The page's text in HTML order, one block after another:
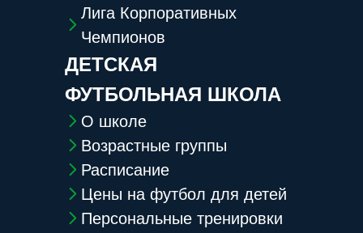
Лига Корпоративных
Чемпионов
ДЕТСКАЯ
ФУТБОЛЬНАЯ ШКОЛА
О школе
Возрастные группы
Расписание
Цены на футбол для детей
Персональные тренировки